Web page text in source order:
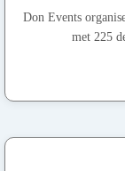
Don Events
met 225